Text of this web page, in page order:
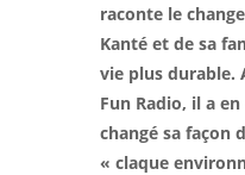
raconte le
Kanté et de sa
vie plus durable.
Fun Radio, il a
changé sa façon
« claque